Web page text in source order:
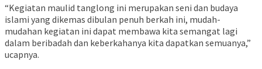
“Kegiatan maulid tanglong ini merupakan seni dan budaya
islami yang dikemas dibulan penuh berkah ini, mudah-
mudahan kegiatan ini dapat membawa kita semangat lagi
dalam beribadah dan keberkahanya kita dapatkan semuanya,”
ucapnya.